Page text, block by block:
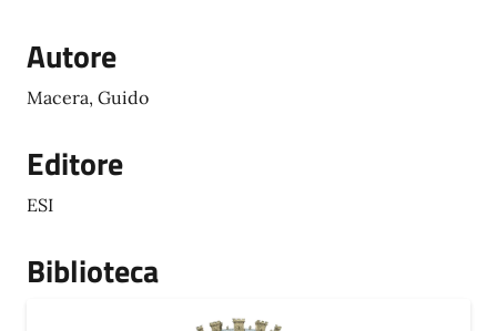
Autore
Macera, Guido
Editore
ESI
Biblioteca